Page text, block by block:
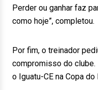
Perder ou ganhar faz
como hoje”, completou.
Por fim, o treinador
compromisso do clube.
o Iguatu-CE na Copa do